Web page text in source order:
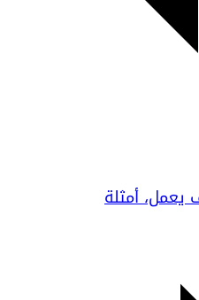
يعمل، أمثلة